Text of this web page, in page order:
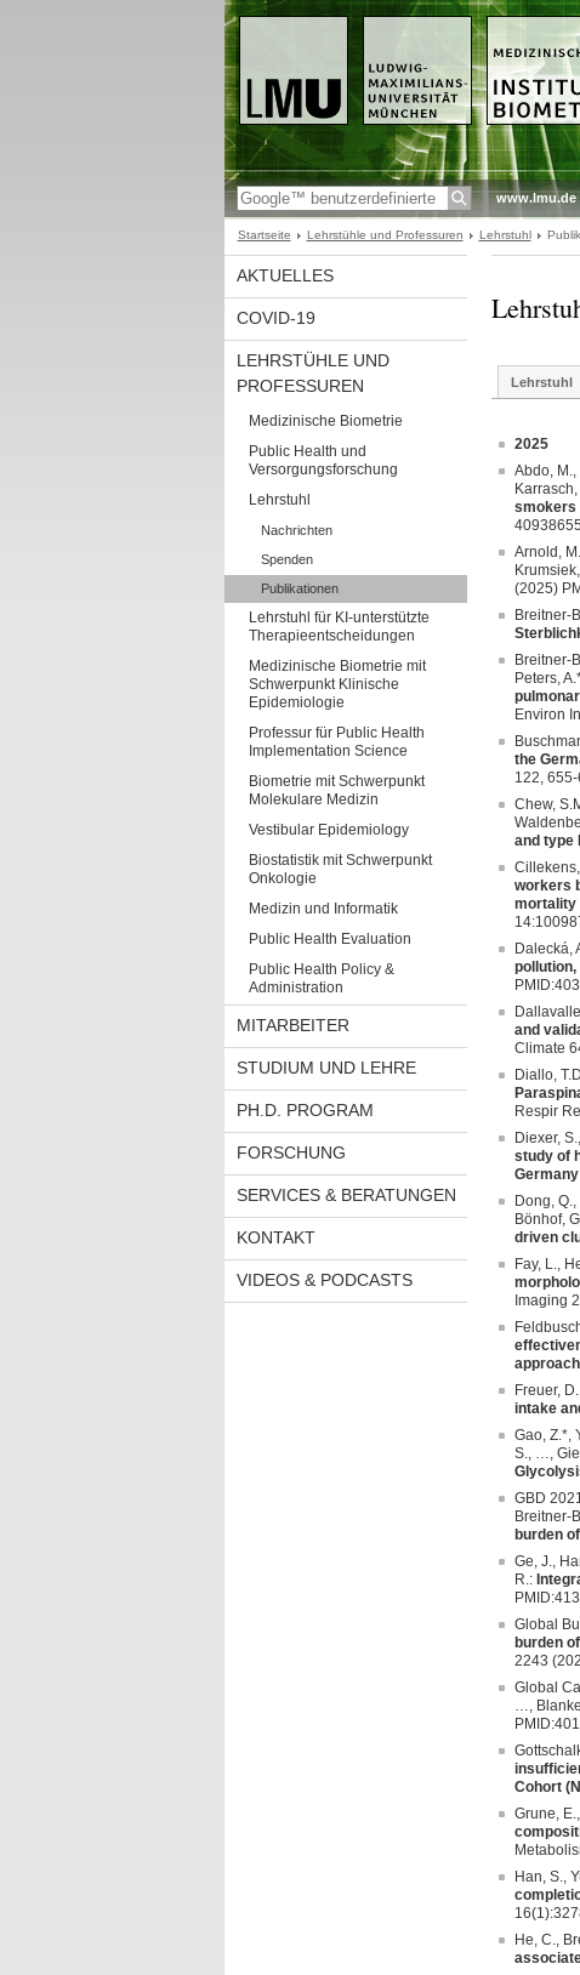
www.lmu.de
Startseite Lehrstühle und Professuren Lehrstuhl
AKTUELLES
COVID-19
LEHRSTÜHLE UND
PROFESSUREN
Medizinische Biometrie
Public Health und
Versorgungsforschung
Lehrstuhl
Nachrichten
Spenden
Publikationen
Lehrstuhl für KI-unterstützte
Therapieentscheidungen
Medizinische Biometrie mit
Schwerpunkt Klinische
Epidemiologie
Professur für Public Health
Implementation Science
Biometrie mit Schwerpunkt
Molekulare Medizin
Vestibular Epidemiology
Biostatistik mit Schwerpunkt
Onkologie
Medizin und Informatik
Public Health Evaluation
Public Health Policy &
Administration
MITARBEITER
STUDIUM UND LEHRE
PH.D. PROGRAM
FORSCHUNG
SERVICES & BERATUNGEN
KONTAKT
VIDEOS & PODCASTS
Lehrstuhl
2025
Abdo, M.,
Karrasch,
smokers
40938655
Arnold,
(2025)
Breitner-
Breitner-
Peters,
Environ
the
122,
Chew,
and type
workers
mortality
Dalecká,
and
Climate
Diallo,
Respir
Diexer,
study of
Germany
Dong,
Bönhof,
driven
Fay, L.,
Imaging
approach
Freuer,
intake
Gao, Z.*,
S., …,
GBD
Breitner-
burden
Ge, J.,
R.:
Global
burden
2243
Global
…,
Cohort
Grune,
Han, S.,
He, C.,